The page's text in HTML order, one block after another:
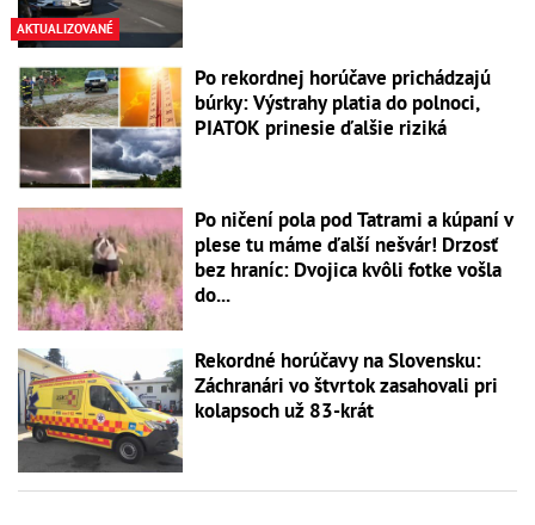
AKTUALIZOVANÉ
Po rekordnej horúčave prichádzajú
búrky: Výstrahy platia do polnoci,
PIATOK prinesie ďalšie riziká
Po ničení pola pod Tatrami a kúpaní v
plese tu máme ďalší nešvár! Drzosť
bez hraníc: Dvojica kvôli fotke vošla
do...
Rekordné horúčavy na Slovensku:
Záchranári vo štvrtok zasahovali pri
kolapsoch už 83-krát